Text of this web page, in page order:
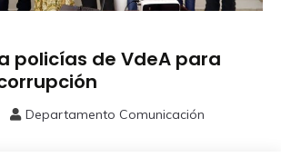
policías de VdeA ‎para
Departamento Comunicación